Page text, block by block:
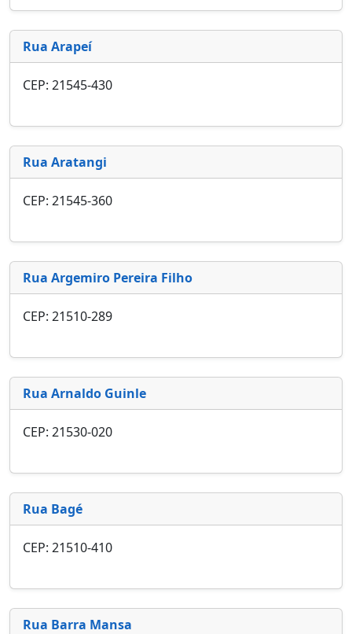
Rua Arapeí
CEP: 21545-430
Rua Aratangi
CEP: 21545-360
Rua Argemiro Pereira Filho
CEP: 21510-289
Rua Arnaldo Guinle
CEP: 21530-020
Rua Bagé
CEP: 21510-410
Rua Barra Mansa